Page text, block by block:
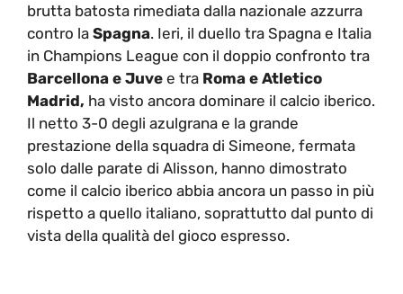
brutta batosta rimediata dalla nazionale azzurra
contro la Spagna. Ieri, il duello tra Spagna e Italia
in Champions League con il doppio confronto tra
Barcellona e Juve e tra Roma e Atletico
Madrid, ha visto ancora dominare il calcio iberico.
Il netto 3-0 degli azulgrana e la grande
prestazione della squadra di Simeone, fermata
solo dalle parate di Alisson, hanno dimostrato
come il calcio iberico abbia ancora un passo in più
rispetto a quello italiano, soprattutto dal punto di
vista della qualità del gioco espresso.